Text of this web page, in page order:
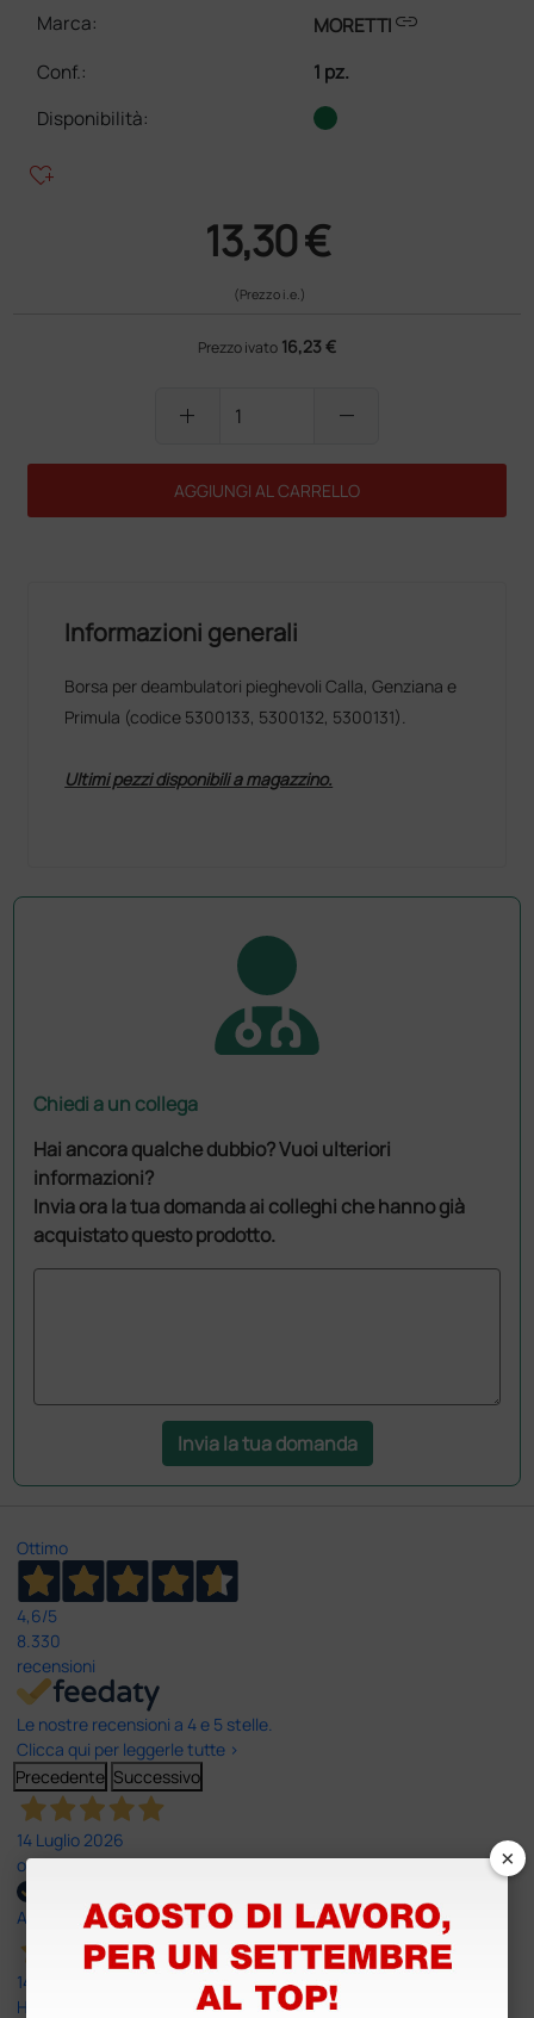
Marca:
MORETTIlink
Conf.:
1 pz.
Disponibilità:
heart_plus
13,30 €
(Prezzo i.e.)
Prezzo ivato 16,23 €
add remove
AGGIUNGI AL CARRELLO
Informazioni generali
Borsa per deambulatori pieghevoli Calla, Genziana e
Primula (codice 5300133, 5300132, 5300131).
Ultimi pezzi disponibili a magazzino.
Chiedi a un collega
Hai ancora qualche dubbio? Vuoi ulteriori
informazioni?
Invia ora la tua domanda ai colleghi che hanno già
acquistato questo prodotto.
Invia la tua domanda
Ottimo
4,6/5
8.330
recensioni
Le nostre recensioni a 4 e 5 stelle.
Clicca qui per leggerle tutte >
Precedente Successivo
14 Luglio 2026
ottima
Acquirente verificato
14 Luglio 2026
Ho acquistato un ecografo da Doctor Shop e sono rimasto molto
×